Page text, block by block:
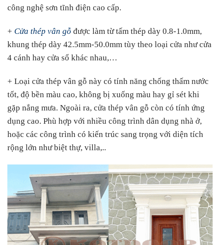
công nghệ sơn tĩnh điện cao cấp.
+ Cửa thép vân gỗ được làm từ tấm thép dày 0.8-1.0mm,
khung thép dày 42.5mm-50.0mm tùy theo loại cửa như cửa
4 cánh hay cửa sổ khác nhau,…
+ Loại cửa thép vân gỗ này có tính năng chống thấm nước
tốt, độ bền màu cao, không bị xuống màu hay gỉ sét khi
gặp nắng mưa. Ngoài ra, cửa thép vân gỗ còn có tính ứng
dụng cao. Phù hợp với nhiều công trình dân dụng nhà ở,
hoặc các công trình có kiến trúc sang trọng với diện tích
rộng lớn như biệt thự, villa,..